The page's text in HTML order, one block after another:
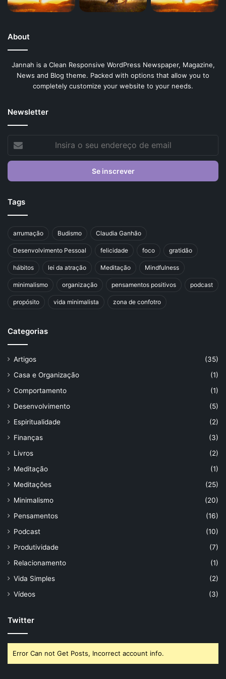
About
Jannah is a Clean Responsive WordPress Newspaper, Magazine,
News and Blog theme. Packed with options that allow you to
completely customize your website to your needs.
Newsletter
seu
de
Tags
arrumação Budismo Claudia Ganhão
Desenvolvimento Pessoal felicidade foco gratidão
hábitos lei da atração Meditação Mindfulness
minimalismo organização pensamentos positivos podcast
propósito vida minimalista zona de confotro
Categorias
Artigos
(35)
Casa e Organização
(1)
Comportamento
(1)
Desenvolvimento
(5)
Espiritualidade
(2)
Finanças
(3)
Livros
(2)
Meditação
(1)
Meditações
(25)
Minimalismo
(20)
Pensamentos
(16)
Podcast
(10)
Produtividade
(7)
Relacionamento
(1)
Vida Simples
(2)
Vídeos
(3)
Twitter
Error Can not Get Posts, Incorrect account info.